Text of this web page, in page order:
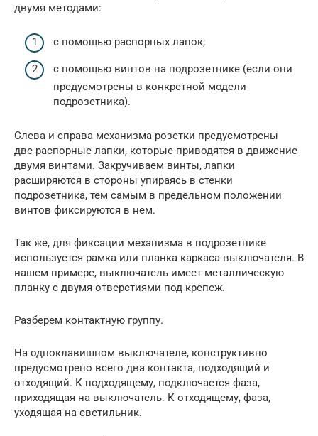
двумя методами:
с помощью распорных лапок;
с помощью винтов на подрозетнике (если они
предусмотрены в конкретной модели
подрозетника).
Слева и справа механизма розетки предусмотрены
две распорные лапки, которые приводятся в движение
двумя винтами. Закручиваем винты, лапки
расширяются в стороны упираясь в стенки
подрозетника, тем самым в предельном положении
винтов фиксируются в нем.
Так же, для фиксации механизма в подрозетнике
используется рамка или планка каркаса выключателя. В
нашем примере, выключатель имеет металлическую
планку с двумя отверстиями под крепеж.
Разберем контактную группу.
На одноклавишном выключателе, конструктивно
предусмотрено всего два контакта, подходящий и
отходящий. К подходящему, подключается фаза,
приходящая на выключатель. К отходящему, фаза,
уходящая на светильник.